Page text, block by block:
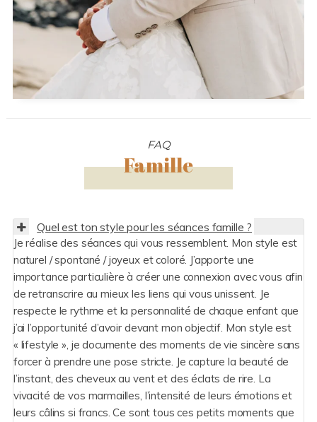
FAQ
Famille
Quel est ton style pour les séances famille ?
Je réalise des séances qui vous ressemblent. Mon style est
naturel / spontané / joyeux et coloré. J’apporte une
importance particulière à créer une connexion avec vous afin
de retranscrire au mieux les liens qui vous unissent. Je
respecte le rythme et la personnalité de chaque enfant que
j’ai l’opportunité d’avoir devant mon objectif. Mon style est
« lifestyle », je documente des moments de vie sincère sans
forcer à prendre une pose stricte. Je capture la beauté de
l’instant, des cheveux au vent et des éclats de rire. La
vivacité de vos marmailles, l’intensité de leurs émotions et
leurs câlins si francs. Ce sont tous ces petits moments que